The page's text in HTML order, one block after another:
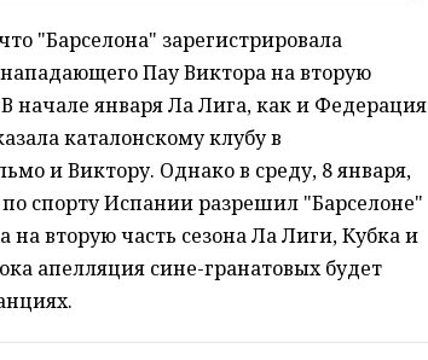
"Барселона" зарегистрировала
Пау Виктора на вторую
начале января Ла Лига, как и Федерация
каталонскому клубу в
и Виктору. Однако в среду, 8 января,
спорту Испании разрешил "Барселоне"
на вторую часть сезона Ла Лиги, Кубка и
апелляция сине-гранатовых будет